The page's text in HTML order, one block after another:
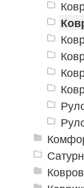
Сатурн